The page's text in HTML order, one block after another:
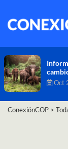
nueva
Dic
ConexiónCOP >